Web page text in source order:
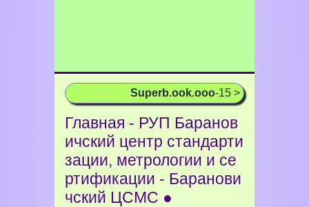
Superb.ook.ooo-15 >
Главная - РУП Баранов
ичский центр стандарти
зации, метрологии и се
ртификации - Баранови
чский ЦСМС ●